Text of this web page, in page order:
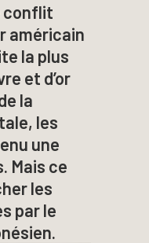
conflit
américain
la plus
et d’or
la
les
une
Mais ce
les
par le